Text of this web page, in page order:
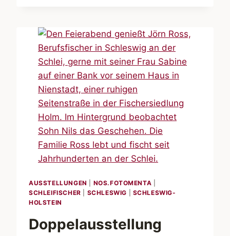
AUSSTELLUNGEN NOS.FOTOMENTA
SCHLEIFISCHER
SCHLESWIG
SCHLESWIG-
HOLSTEIN
Doppelausstellung